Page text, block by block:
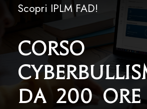
Scopri IPLM FAD!
Corso
da 200 Ore